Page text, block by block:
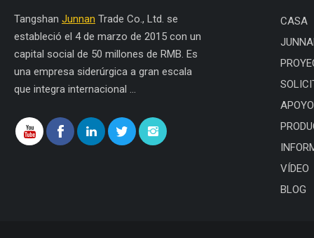
Tangshan Junnan Trade Co., Ltd. se
estableció el 4 de marzo de 2015 con un
capital social de 50 millones de RMB. Es
una empresa siderúrgica a gran escala
que integra internacional ...
CASA
APOYO
VÍDEO
BLOG